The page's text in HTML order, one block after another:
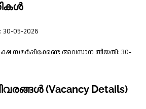
05-2026
അവസാന തീയതി: 30-
(Vacancy Details)